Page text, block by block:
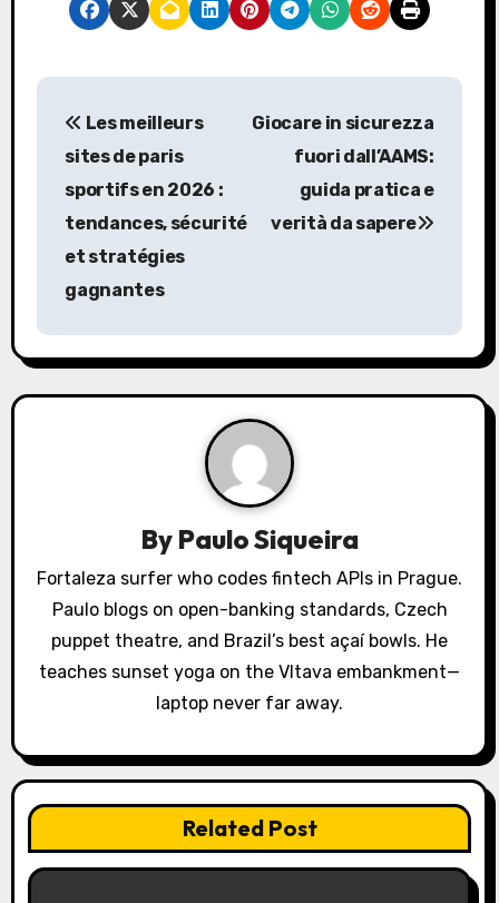
P
a
v
o
n
Les meilleurs
sites de paris
sportifs en 2026 :
tendances, sécurité
et stratégies
gagnantes
Giocare in sicurezza
fuori dall’AAMS:
guida pratica e
verità da sapere
By Paulo Siqueira
Fortaleza surfer who codes fintech APIs in Prague.
Paulo blogs on open-banking standards, Czech
puppet theatre, and Brazil’s best açaí bowls. He
teaches sunset yoga on the Vltava embankment—
laptop never far away.
Related Post